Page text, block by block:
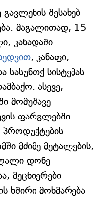
შესახებ
მაგალითად, 15
კანადაში
, კანაფი,
სისტემას
ასევე,
მომუშავე
ფარგლებში
პროდუქტების
მძიმე მეტალების,
დონე
მეცნიერები
ხშირი მოხმარება